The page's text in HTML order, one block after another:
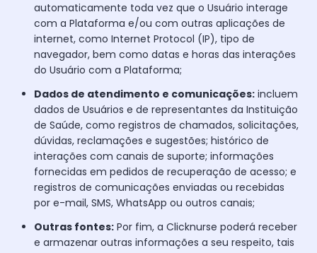
automaticamente toda vez que o Usuário interage
com a Plataforma e/ou com outras aplicações de
internet, como Internet Protocol (IP), tipo de
navegador, bem como datas e horas das interações
do Usuário com a Plataforma;
Dados de atendimento e comunicações: incluem
dados de Usuários e de representantes da Instituição
de Saúde, como registros de chamados, solicitações,
dúvidas, reclamações e sugestões; histórico de
interações com canais de suporte; informações
fornecidas em pedidos de recuperação de acesso; e
registros de comunicações enviadas ou recebidas
por e-mail, SMS, WhatsApp ou outros canais;
Outras fontes: Por fim, a Clicknurse poderá receber
e armazenar outras informações a seu respeito, tais